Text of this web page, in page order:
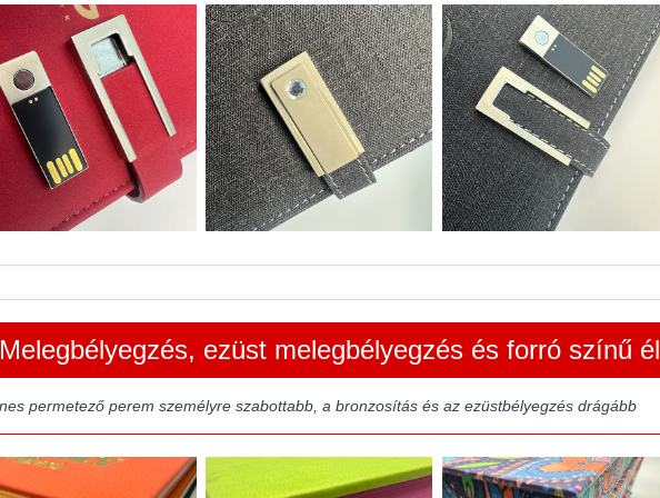
ezüst melegbélyegzés és forró színű él
permetező perem személyre szabottabb, a bronzosítás és az ezüstbélyegzés drágább